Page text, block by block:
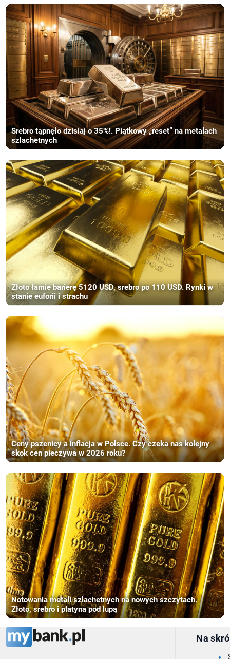
Srebro tąpnęło dzisiaj o 35%!. Piątkowy „reset” na metalach
szlachetnych
Złoto łamie barierę 5120 USD, srebro po 110 USD. Rynki w
stanie euforii i strachu
Ceny pszenicy a inflacja w Polsce. Czy czeka nas kolejny
skok cen pieczywa w 2026 roku?
Notowania metali szlachetnych na nowych szczytach.
Złoto, srebro i platyna pod lupą
Na